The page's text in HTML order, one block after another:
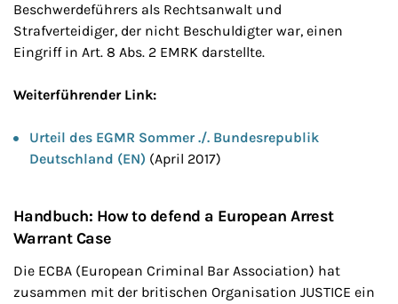
Beschwerdeführers als Rechtsanwalt und
Strafverteidiger, der nicht Beschuldigter war, einen
Eingriff in Art. 8 Abs. 2 EMRK darstellte.
Weiterführender Link:
Urteil des EGMR Sommer ./. Bundesrepublik
Deutschland (EN) (April 2017)
Handbuch: How to defend a European Arrest
Warrant Case
Die ECBA (European Criminal Bar Association) hat
zusammen mit der britischen Organisation JUSTICE ein